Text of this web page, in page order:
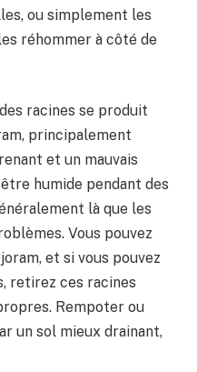
ou simplement les
réhommer à côté de
racines se produit
principalement
et un mauvais
humide pendant des
là que les
Vous pouvez
et si vous pouvez
retirez ces racines
Rempoter ou
un sol mieux drainant,